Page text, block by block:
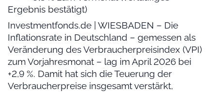
Ergebnis bestätigt)
Investmentfonds.de | WIESBADEN – Die
Inflationsrate in Deutschland – gemessen als
Veränderung des Verbraucherpreisindex (VPI)
zum Vorjahresmonat – lag im April 2026 bei
+2,9 %. Damit hat sich die Teuerung der
Verbraucherpreise insgesamt verstärkt,